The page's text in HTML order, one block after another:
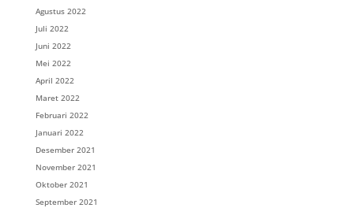
Agustus 2022
Juli 2022
Juni 2022
Mei 2022
April 2022
Maret 2022
Februari 2022
Januari 2022
Desember 2021
November 2021
Oktober 2021
September 2021